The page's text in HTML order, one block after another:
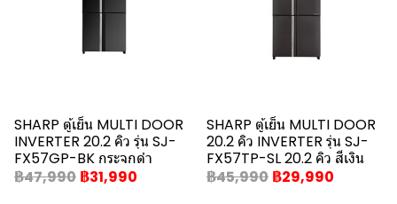
SHARP ตู้เย็น MULTI DOOR
INVERTER 20.2 คิว รุ่น SJ-
FX57GP-BK กระจกดำ
฿47,990 ฿31,990
SHARP ตู้เย็น MULTI DOOR
20.2 คิว INVERTER รุ่น SJ-
FX57TP-SL 20.2 คิว สีเงิน
฿45,990 ฿29,990